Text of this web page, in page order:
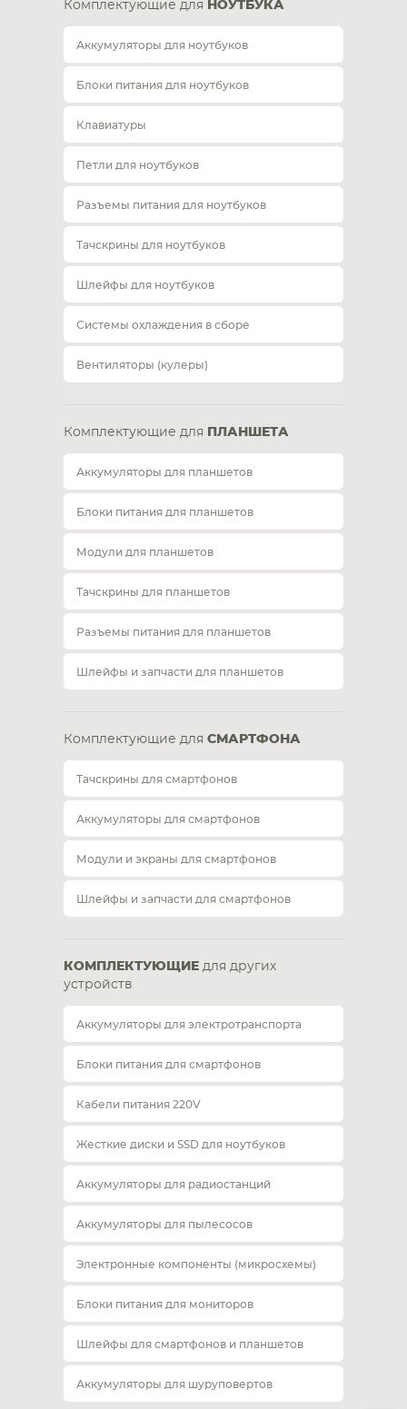
Комплектующие для НОУТБУКА
Аккумуляторы для ноутбуков
Блоки питания для ноутбуков
Клавиатуры
Петли для ноутбуков
Разъемы питания для ноутбуков
Тачскрины для ноутбуков
Шлейфы для ноутбуков
Системы охлаждения в сборе
Вентиляторы (кулеры)
Комплектующие для ПЛАНШЕТА
Аккумуляторы для планшетов
Блоки питания для планшетов
Модули для планшетов
Тачскрины для планшетов
Разъемы питания для планшетов
Шлейфы и запчасти для планшетов
Комплектующие для СМАРТФОНА
Тачскрины для смартфонов
Аккумуляторы для смартфонов
Модули и экраны для смартфонов
Шлейфы и запчасти для смартфонов
КОМПЛЕКТУЮЩИЕ для других
устройств
Аккумуляторы для электротранспорта
Блоки питания для смартфонов
Кабели питания 220V
Жесткие диски и SSD для ноутбуков
Аккумуляторы для радиостанций
Аккумуляторы для пылесосов
Электронные компоненты (микросхемы)
Блоки питания для мониторов
Шлейфы для смартфонов и планшетов
Аккумуляторы для шуруповертов